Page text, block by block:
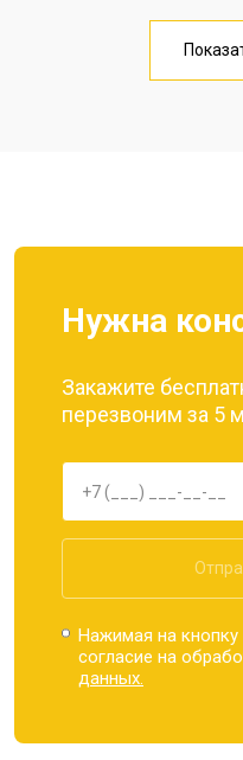
Замена кнопки включения
Нужна
Закажите
перезвоним за 5
Нажимая на
согласие на
данных.